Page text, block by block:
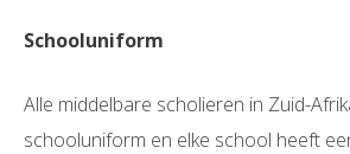
Schooluniform
Alle middelbare scholieren in Zuid-
schooluniform en elke school heeft